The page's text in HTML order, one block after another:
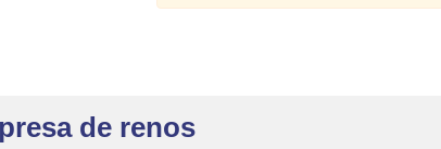
de renos